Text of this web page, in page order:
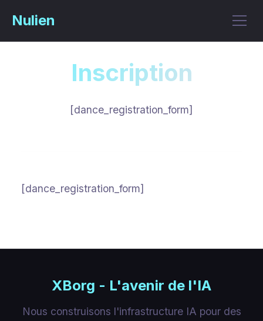
Nulien
Inscription
[dance_registration_form]
[dance_registration_form]
XBorg - L'avenir de l'IA
Nous construisons l'infrastructure IA pour des